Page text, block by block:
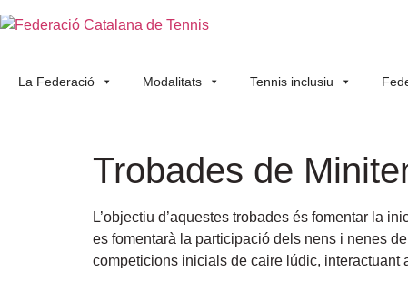
La Federació Modalitats Tennis inclusiu
Trobades de
L’objectiu d’aquestes trobades és fomentar la
es fomentarà la participació dels nens i nenes
competicions inicials de caire lúdic, interactuant